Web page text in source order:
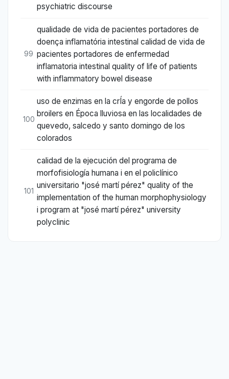
psychiatric discourse
99
qualidade de vida de pacientes portadores de
doença inflamatória intestinal calidad de vida de
pacientes portadores de enfermedad
inflamatoria intestinal quality of life of patients
with inflammatory bowel disease
100
uso de enzimas en la crÍa y engorde de pollos
broilers en Época lluviosa en las localidades de
quevedo, salcedo y santo domingo de los
colorados
101
calidad de la ejecución del programa de
morfofisiología humana i en el policlínico
universitario "josé martí pérez" quality of the
implementation of the human morphophysiology
i program at "josé martí pérez" university
polyclinic